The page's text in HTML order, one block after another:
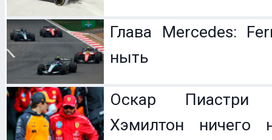
Глава Mercedes:
ныть
Оскар Пиастри
Хэмилтон ничего